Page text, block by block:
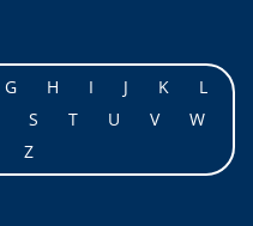
G H I J K
L
S T U V
W
Z